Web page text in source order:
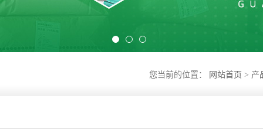
您当前的位置： 网站首页 > 产